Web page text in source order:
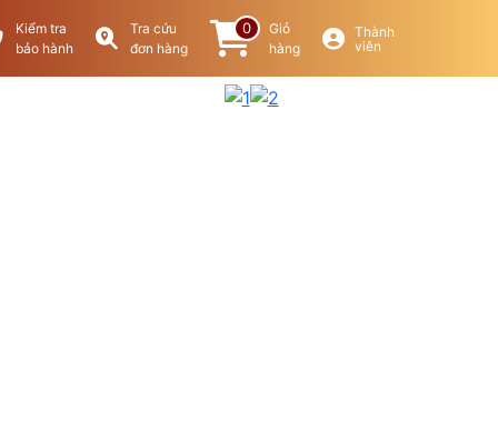
Kiểm tra
bảo hành
Tra cứu
đơn hàng
0
Giỏ
hàng
Thành
viên